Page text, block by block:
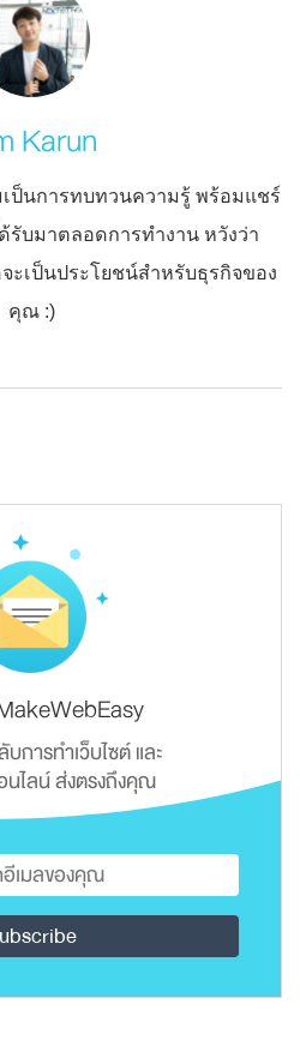
Karun
ป็นการทบทวนความรู้ พร้อมแชร์
บมาตลอดการทำงาน หวังว่า
เป็นประโยชน์สำหรับธุรกิจของ
คุณ :)
การทำเว็บไซต์ และ
ไลน์ ส่งตรงถึงคุณ